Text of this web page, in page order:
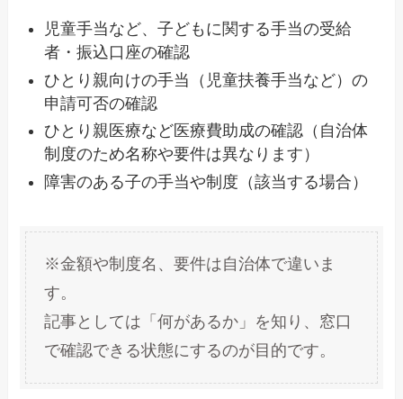
児童手当など、子どもに関する手当の受給
者・振込口座の確認
ひとり親向けの手当（児童扶養手当など）の
申請可否の確認
ひとり親医療など医療費助成の確認（自治体
制度のため名称や要件は異なります）
障害のある子の手当や制度（該当する場合）
※金額や制度名、要件は自治体で違いま
す。
記事としては「何があるか」を知り、窓口
で確認できる状態にするのが目的です。